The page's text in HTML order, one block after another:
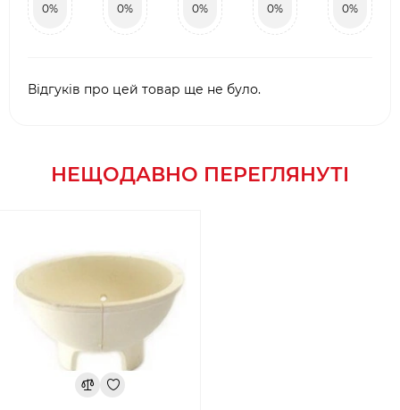
0% 0% 0% 0% 0%
Відгуків про цей товар ще не було.
НЕЩОДАВНО ПЕРЕГЛЯНУТІ